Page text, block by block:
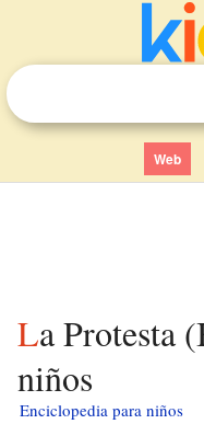
Web
La Protesta (Barcelona) para
niños
Enciclopedia para niños